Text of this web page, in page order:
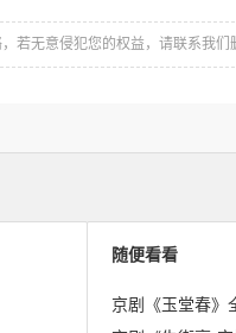
若无意侵犯您的权益，请联系我们
随便看看
京剧《玉堂春》